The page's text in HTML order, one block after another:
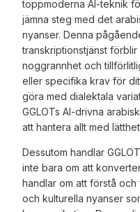
toppmoderna AI-teknik
jämna steg med det
nyanser. Denna
transkriptionstjänst
noggrannhet och
eller specifika krav för
göra med dialektala
GGLOTs AI-drivna
att hantera allt med
Dessutom handlar
inte bara om att
handlar om att förstå
och kulturella nyanser